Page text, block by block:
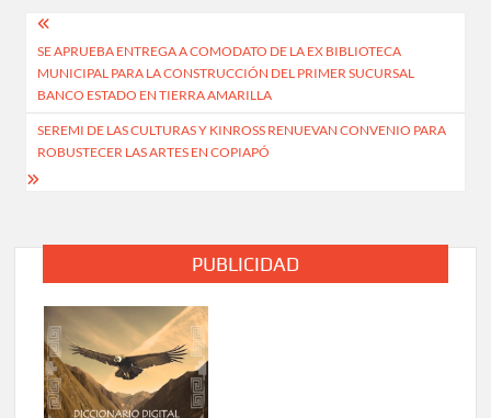
Navegación
de
entradas
SE APRUEBA ENTREGA A COMODATO DE LA EX BIBLIOTECA
MUNICIPAL PARA LA CONSTRUCCIÓN DEL PRIMER SUCURSAL
BANCO ESTADO EN TIERRA AMARILLA
SEREMI DE LAS CULTURAS Y KINROSS RENUEVAN CONVENIO PARA
ROBUSTECER LAS ARTES EN COPIAPÓ
PUBLICIDAD